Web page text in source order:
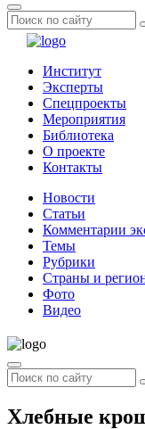
Институт
Эксперты
Спецпроекты
Мероприятия
Библиотека
О проекте
Контакты
Новости
Статьи
Комментарии
Темы
Рубрики
Страны и
Фото
Видео
Хлебные